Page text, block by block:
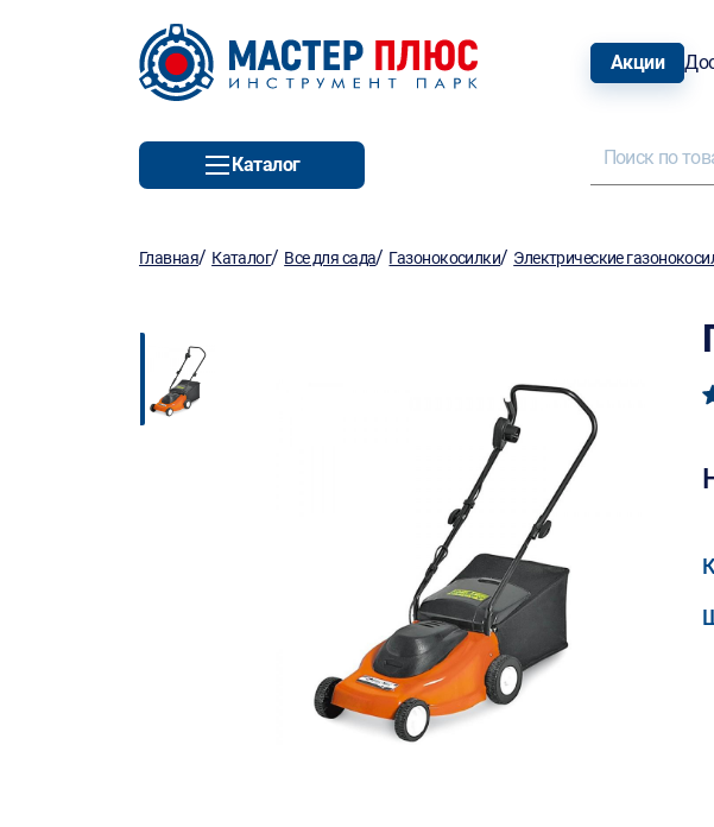
Акции
Каталог
Главная/ Каталог/ Все для сада/ Газонокосилки/ Электрические